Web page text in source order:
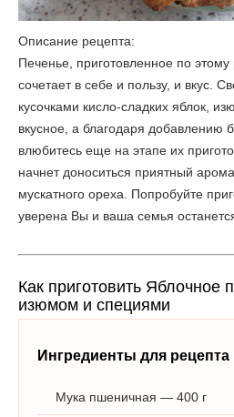
Описание рецепта:
Печенье, приготовленное по
сочетает в себе и пользу, и вкус.
кусочками кисло-сладких яблок,
вкусное, а благодаря добавлению
влюбитесь еще на этапе их
начнет доноситься приятный
мускатного ореха. Попробуйте
уверена Вы и ваша семья
Как приготовить Яблочное
изюмом и специями
Ингредиенты для рецепта
Мука пшеничная — 400 г